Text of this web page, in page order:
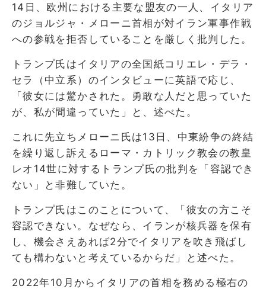
14日、欧州における主要な盟友の一人、イタリア
のジョルジャ・メローニ首相が対イラン軍事作戦
への参戦を拒否していることを厳しく批判した。
トランプ氏はイタリアの全国紙コリエレ・デラ・
セラ（中立系）のインタビューに英語で応じ、
「彼女には驚かされた。勇敢な人だと思っていた
が、私が間違っていた」と、述べた。
これに先立ちメローニ氏は13日、中東紛争の終結
を繰り返し訴えるローマ・カトリック教会の教皇
レオ14世に対するトランプ氏の批判を「容認でき
ない」と非難していた。
トランプ氏はこのことについて、「彼女の方こそ
容認できない。なぜなら、イランが核兵器を保有
し、機会さえあれば2分でイタリアを吹き飛ばし
ても構わないと考えているからだ」と述べた。
2022年10月からイタリアの首相を務める極右の